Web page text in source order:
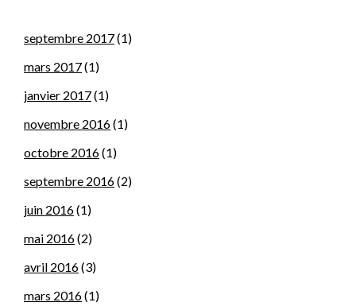
septembre 2017(1)
mars 2017(1)
janvier 2017(1)
novembre 2016(1)
octobre 2016(1)
septembre 2016(2)
juin 2016(1)
mai 2016(2)
avril 2016(3)
mars 2016(1)